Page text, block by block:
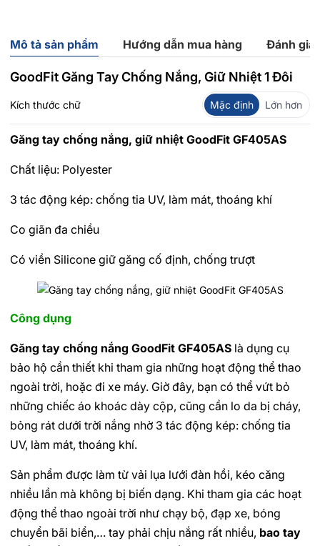
Mô tả sản phẩm Hướng dẫn mua hàng Đánh giá
GoodFit Găng Tay Chống Nắng, Giữ Nhiệt 1 Đôi
Kích thước chữ Mặc định Lớn hơn
Găng tay chống nắng, giữ nhiệt GoodFit GF405AS
Chất liệu: Polyester
3 tác động kép: chống tia UV, làm mát, thoáng khí
Co giãn đa chiều
Có viền Silicone giữ găng cố định, chống trượt
Công dụng
Găng tay chống nắng GoodFit GF405AS là dụng cụ
bảo hộ cần thiết khi tham gia những hoạt động thể thao
ngoài trời, hoặc đi xe máy. Giờ đây, bạn có thể vứt bỏ
những chiếc áo khoác dày cộp, cũng cần lo da bị cháy,
bỏng rát dưới trời nắng nhờ 3 tác động kép: chống tia
UV, làm mát, thoáng khí.
Sản phẩm được làm từ vải lụa lưới đàn hồi, kéo căng
nhiều lần mà không bị biến dạng. Khi tham gia các hoạt
động thể thao ngoài trời như chạy bộ, đạp xe, bóng
chuyển bãi biển,… tay phải chịu nắng rất nhiều, bao tay